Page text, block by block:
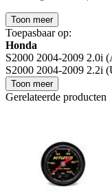
Toon meer
Toepasbaar op:
Honda
S2000 2004-2009 2.0i
S2000 2004-2009 2.2i
Toon meer
Gerelateerde producten